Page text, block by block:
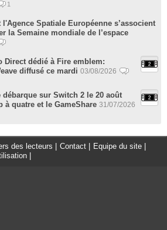
1
l'Agence Spatiale Européenne s’associent
la Semaine mondiale de l’espace
Direct dédié à Fire emblem:
diffusé ce mardi 03/08/2026
sur Switch 2 le 20 août
à quatre et le GameShare 31/07/2026
des lecteurs Contact Equipe du site